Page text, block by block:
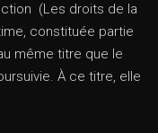
(Les droits de la
constituée partie
même titre que le
À ce titre, elle